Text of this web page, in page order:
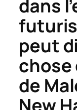
dans
peut
chose
de